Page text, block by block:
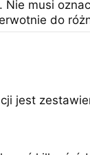
Nie musi
do
jest